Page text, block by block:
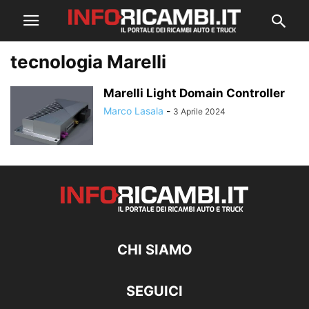
tecnologia Marelli
Marelli Light Domain Controller
Marco Lasala - 3 Aprile 2024
CHI SIAMO
SEGUICI